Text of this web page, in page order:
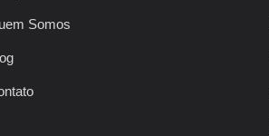
Somos